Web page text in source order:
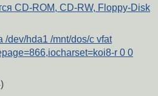
CD-ROM, CD-RW, Floppy-Disk
/dev/hda1 /mnt/dos/c vfat
r 0 0